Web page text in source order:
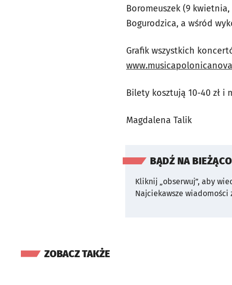
Boromeuszek (9
Bogurodzica, a wśród
Grafik wszystkich
Bilety kosztują 10-40 zł i
Magdalena Talik
BĄDŹ NA
Kliknij „obserwuj”, aby
Najciekawsze wiadomości
ZOBACZ TAKŻE